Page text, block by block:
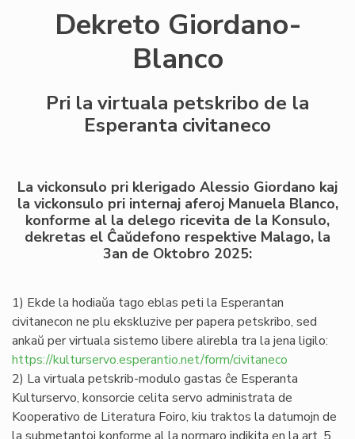
Dekreto Giordano-
Blanco
Pri la virtuala petskribo de la
Esperanta civitaneco
La vickonsulo pri klerigado Alessio Giordano kaj
la vickonsulo pri internaj aferoj Manuela Blanco,
konforme al la delego ricevita de la Konsulo,
dekretas el Ĉaŭdefono respektive Malago, la
3an de Oktobro 2025:
1) Ekde la hodiaŭa tago eblas peti la Esperantan
civitanecon ne plu ekskluzive per papera petskribo, sed
ankaŭ per virtuala sistemo libere alirebla tra la jena ligilo:
https://kulturservo.esperantio.net/form/civitaneco
2) La virtuala petskrib-modulo gastas ĉe Esperanta
Kulturservo, konsorcie celita servo administrata de
Kooperativo de Literatura Foiro, kiu traktos la datumojn de